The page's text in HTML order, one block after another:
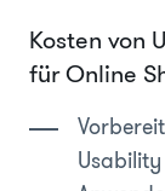
Kosten von
für Online